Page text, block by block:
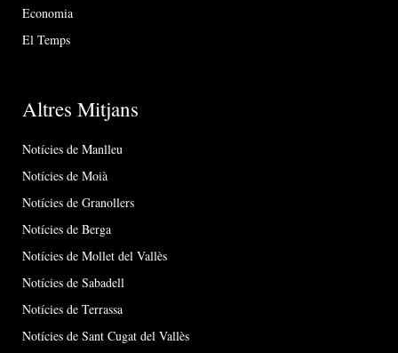
Economia
El Temps
Altres Mitjans
Notícies de Manlleu
Notícies de Moià
Notícies de Granollers
Notícies de Berga
Notícies de Mollet del Vallès
Notícies de Sabadell
Notícies de Terrassa
Notícies de Sant Cugat del Vallès